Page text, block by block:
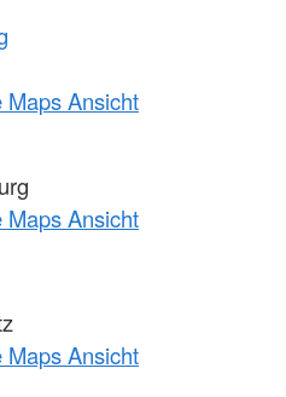
Maps Ansicht
Maps Ansicht
Maps Ansicht